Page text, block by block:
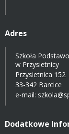
Adres
Szkoła
w Przysietnicy
Przysietnica 152
33-342 Barcice
e-mail:
Dodatkowe